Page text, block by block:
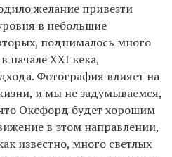
желание привезти
в небольшие
поднималось много
начале XXI века,
Фотография влияет на
и мы не задумываемся,
Оксфорд будет хорошим
в этом направлении,
известно, много светлых